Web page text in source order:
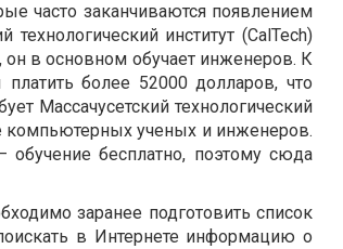
часто заканчиваются появлением
институт (CalTech)
он в основном обучает инженеров. К
более 52000 долларов, что
Массачусетский технологический
компьютерных ученых и инженеров.
бесплатно, поэтому сюда
заранее подготовить список
в Интернете информацию о